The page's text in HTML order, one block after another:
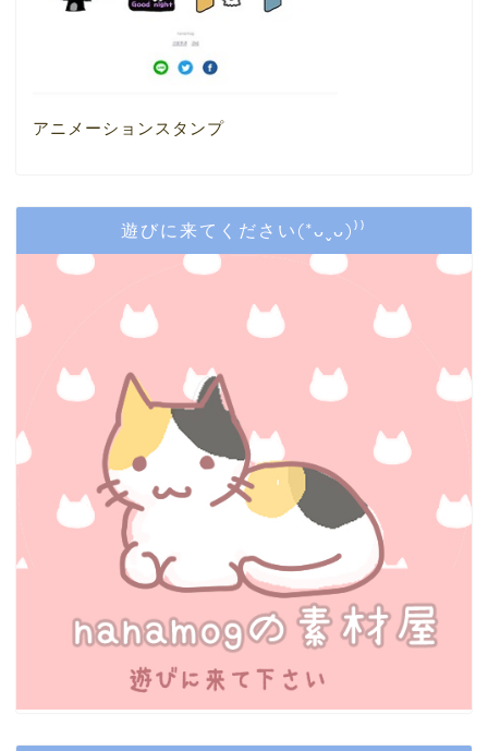
アニメーションスタンプ
遊びに来てください(*ᴗˬᴗ)⁾⁾